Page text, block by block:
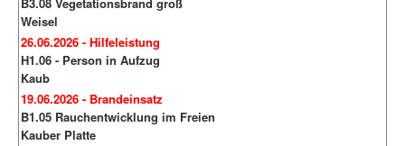
Weisel
26.06.2026 - Hilfeleistung
H1.06 - Person in Aufzug
Kaub
19.06.2026 - Brandeinsatz
B1.05 Rauchentwicklung im Freien
Kauber Platte